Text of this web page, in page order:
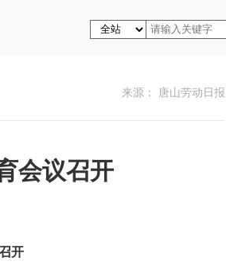
来源： 唐山劳动日报
会议召开
开